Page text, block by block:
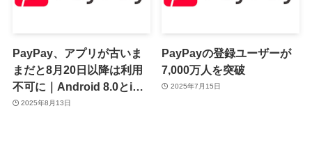
PayPay、アプリが古いま
まだと8月20日以降は利用
不可に｜Android 8.0とiOS
15のサポートも終了へ
2025年8月13日
PayPayの登録ユーザーが
7,000万人を突破
2025年7月15日